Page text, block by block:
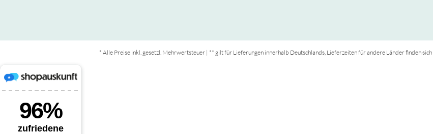
* Alle Preise inkl. gesetzl. Mehrwertsteuer | ** gilt für Lieferungen innerhalb Deutschlands, Lieferzeiten für andere Länder finden sich